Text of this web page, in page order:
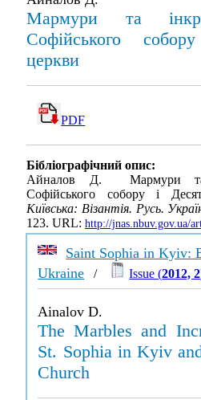
Мармури та
Софійського
церкви
PDF
Бібліографічний опис:
Айналов Д. Мармури та
Софійського собору і
Київська: Візантія. Русь.
123. URL: http://jnas.nbuv.gov.ua/
Saint Sophia in Kyiv:
Ukraine / Issue (2012, 2
Ainalov D.
The Marbles and
St. Sophia in Kyiv
Church